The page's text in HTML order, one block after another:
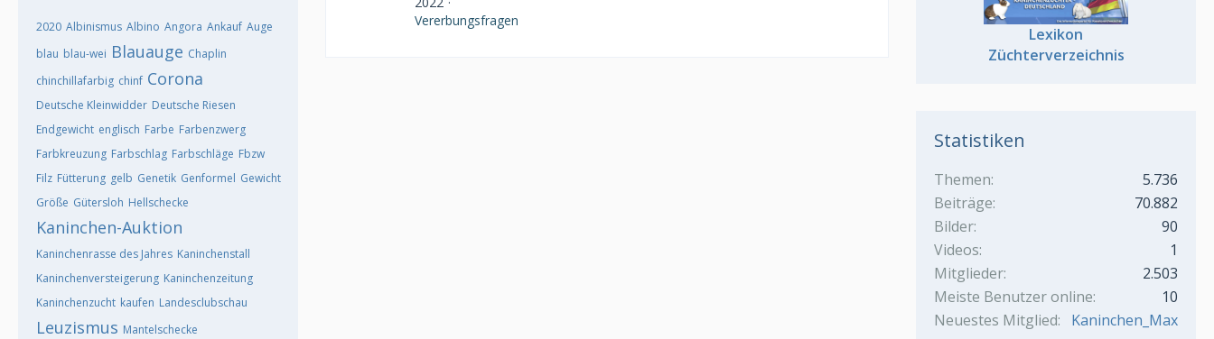
2020 Albinismus Albino Angora Ankauf Auge
blau blau-wei Blauauge Chaplin
chinchillafarbig chinf Corona
Deutsche Kleinwidder Deutsche Riesen
Endgewicht englisch Farbe Farbenzwerg
Farbkreuzung Farbschlag Farbschläge Fbzw
Filz Fütterung gelb Genetik Genformel Gewicht
Größe Gütersloh Hellschecke
Kaninchen-Auktion
Kaninchenrasse des Jahres Kaninchenstall
Kaninchenversteigerung Kaninchenzeitung
Kaninchenzucht kaufen Landesclubschau
Leuzismus Mantelschecke
Vererbungsfragen
Lexikon
Züchterverzeichnis
Statistiken
Themen
5.736
Beiträge
70.882
Bilder
90
Videos
1
Mitglieder
2.503
Meiste Benutzer online
10
Neuestes Mitglied
Kaninchen_Max